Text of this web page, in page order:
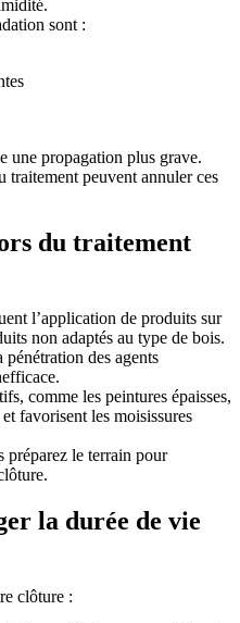
sont :
une propagation plus grave.
traitement peuvent annuler ces
du traitement
l’application de produits sur
non adaptés au type de bois.
des agents
comme les peintures épaisses,
favorisent les moisissures
préparez le terrain pour
la durée de vie
clôture :